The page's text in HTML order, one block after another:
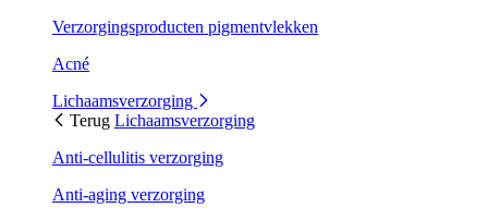
Verzorgingsproducten pigmentvlekken
Acné
Lichaamsverzorging
Terug Lichaamsverzorging
Anti-cellulitis verzorging
Anti-aging verzorging